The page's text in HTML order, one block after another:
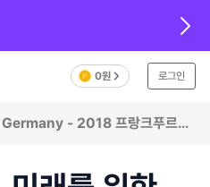
0원 로그인
- 2018 프랑크푸르트